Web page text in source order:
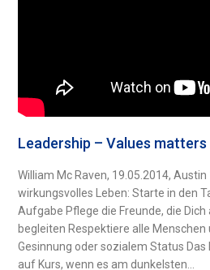
Leadership – Values matters
William Mc Raven, 19.05.2014,
wirkungsvolles Leben: Starte in den
Aufgabe Pflege die Freunde, die
begleiten Respektiere alle Menschen
Gesinnung oder sozialem Status Das
auf Kurs, wenn es am dunkelsten...